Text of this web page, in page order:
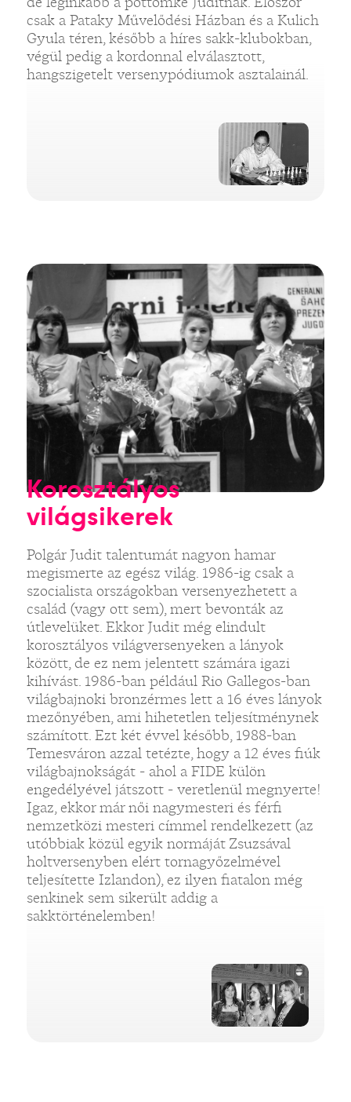
csak a Pataky Művelődési Házban és a Kulich
Gyula téren, később a híres sakk-klubokban,
végül pedig a kordonnal elválasztott,
hangszigetelt versenypódiumok asztalainál.
Korosztályos
világsikerek
Polgár Judit talentumát nagyon hamar
megismerte az egész világ. 1986-ig csak a
szocialista országokban versenyezhetett a
család (vagy ott sem), mert bevonták az
útlevelüket. Ekkor Judit még elindult
korosztályos világversenyeken a lányok
között, de ez nem jelentett számára igazi
kihívást. 1986-ban például Rio Gallegos-ban
világbajnoki bronzérmes lett a 16 éves lányok
mezőnyében, ami hihetetlen teljesítménynek
számított. Ezt két évvel később, 1988-ban
Temesváron azzal tetézte, hogy a 12 éves fiúk
világbajnokságát - ahol a FIDE külön
engedélyével játszott - veretlenül megnyerte!
Igaz, ekkor már női nagymesteri és férfi
nemzetközi mesteri címmel rendelkezett (az
utóbbiak közül egyik normáját Zsuzsával
holtversenyben elért tornagyőzelmével
teljesítette Izlandon), ez ilyen fiatalon még
senkinek sem sikerült addig a
sakktörténelemben!